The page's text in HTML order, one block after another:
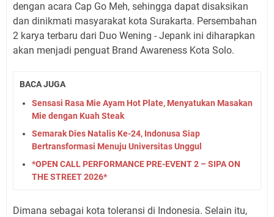
dengan acara Cap Go Meh, sehingga dapat disaksikan
dan dinikmati masyarakat kota Surakarta. Persembahan
2 karya terbaru dari Duo Wening - Jepank ini diharapkan
akan menjadi penguat Brand Awareness Kota Solo.
BACA JUGA
Sensasi Rasa Mie Ayam Hot Plate, Menyatukan Masakan
Mie dengan Kuah Steak
Semarak Dies Natalis Ke-24, Indonusa Siap
Bertransformasi Menuju Universitas Unggul
*OPEN CALL PERFORMANCE PRE-EVENT 2 – SIPA ON
THE STREET 2026*
Dimana sebagai kota toleransi di Indonesia. Selain itu,